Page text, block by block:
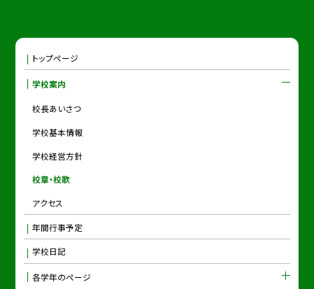
トップページ
学校案内
校長あいさつ
学校基本情報
学校経営方針
校章・校歌
アクセス
年間行事予定
学校日記
各学年のページ